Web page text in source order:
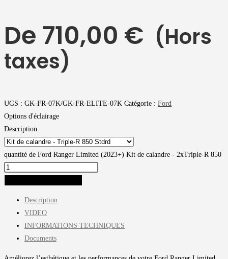
De 710,00 € (Hors
taxes)
UGS : GK-FR-07K/GK-FR-ELITE-07K Catégorie : Ford
Options d'éclairage
Description
quantité de Ford Ranger Limited (2023+) Kit de calandre - 2xTriple-R 850
Description
VIDEO
INFORMATIONS TECHNIQUES
Documents